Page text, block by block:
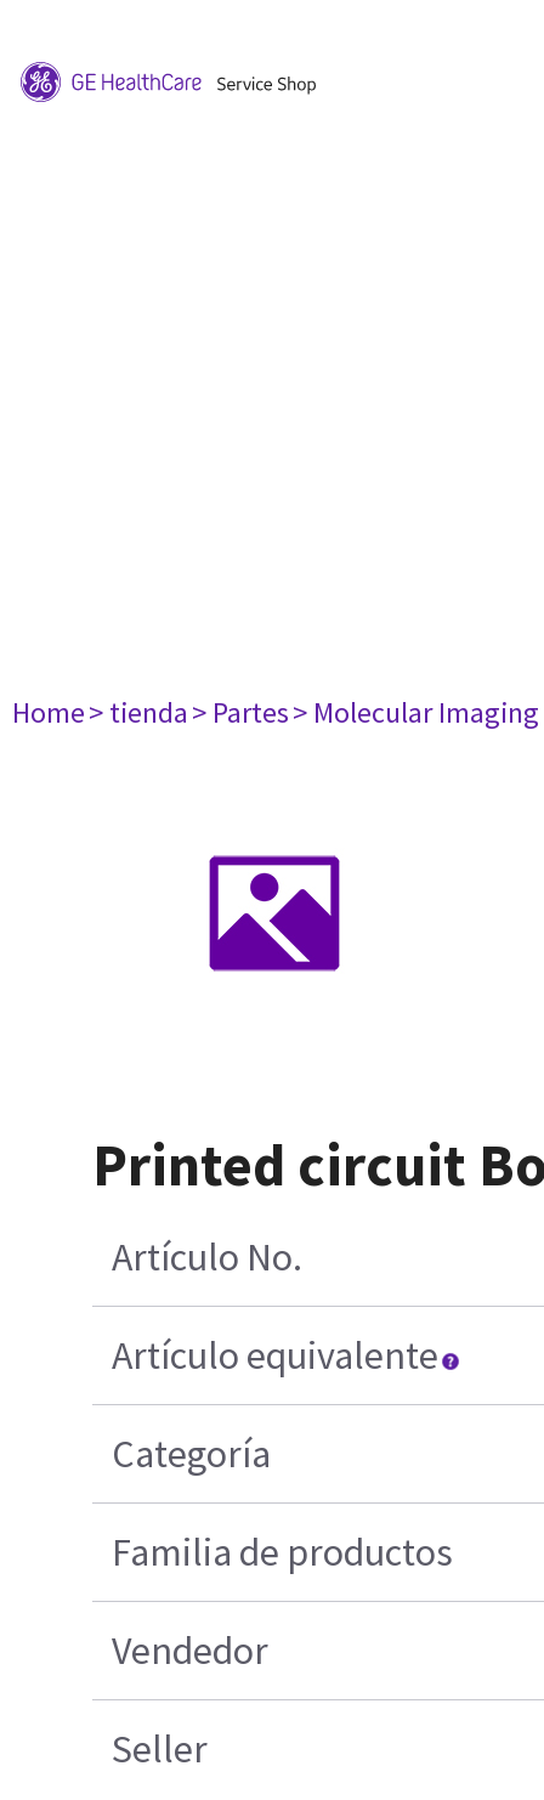
Home> tienda> Partes> Molecular
Printed circuit
Artículo No.
Artículo equivalente
Categoría
Familia de productos
Vendedor
Seller